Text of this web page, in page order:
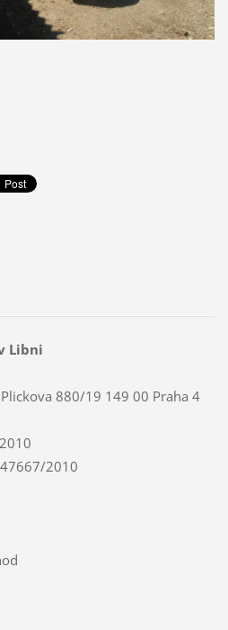
Libni
Plickova 880/19 149 00 Praha 4
2010